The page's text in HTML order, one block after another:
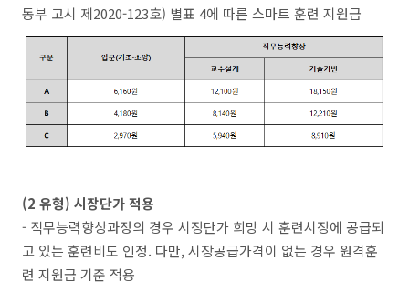
동부 고시 제2020-123호) 별표 4에 따른 스마트 훈련 지원금
(2 유형) 시장단가 적용
- 직무능력향상과정의 경우 시장단가 희망 시 훈련시장에 공급되
고 있는 훈련비도 인정. 다만, 시장공급가격이 없는 경우 원격훈
련 지원금 기준 적용